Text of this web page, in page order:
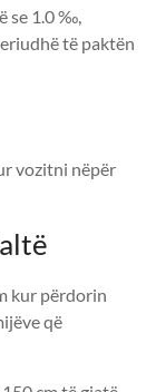
se 1.0 ‰,
të paktën
vozitni nëpër
kur përdorin
që